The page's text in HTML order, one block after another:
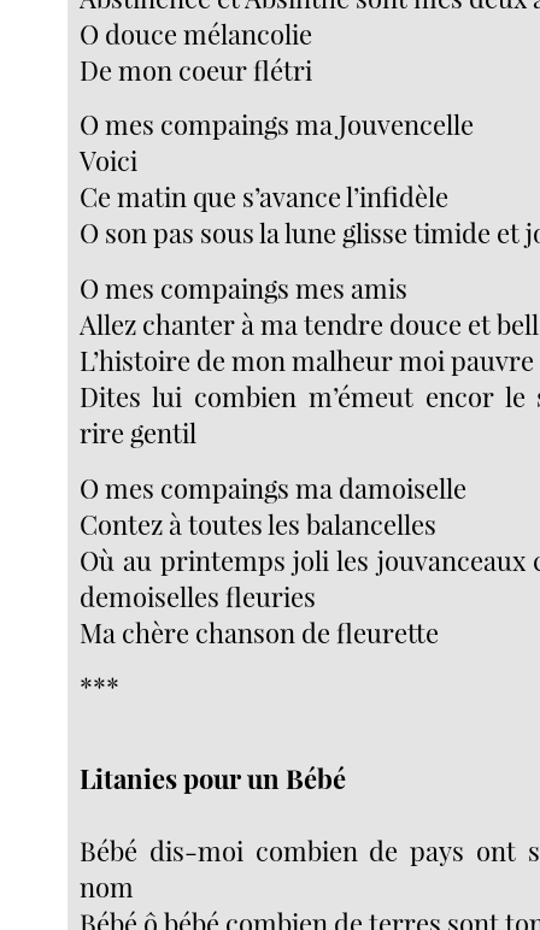
O douce mélancolie
De mon coeur flétri
O mes compaings ma Jouvencelle
Voici
Ce matin que s’avance l’infidèle
O son pas sous la lune glisse timide et
O mes compaings mes amis
Allez chanter à ma tendre douce et
L’histoire de mon malheur moi pauvre
Dites lui combien m’émeut encor le
rire gentil
O mes compaings ma damoiselle
Contez à toutes les balancelles
Où au printemps joli les jouvanceaux
demoiselles fleuries
Ma chère chanson de fleurette
***
Litanies pour un Bébé
Bébé dis-moi combien de pays ont
nom